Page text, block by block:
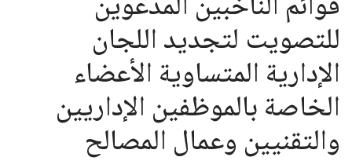
للتصويت لتجديد اللجان
الإدارية المتساوية الأعضاء
الخاصة بالموظفين الإداريين
والتقنيين وعمال المصالح